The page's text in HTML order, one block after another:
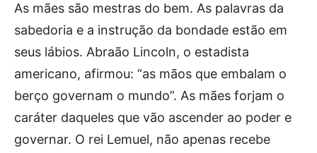
As mães são mestras do bem. As palavras da
sabedoria e a instrução da bondade estão em
seus lábios. Abraão Lincoln, o estadista
americano, afirmou: “as mãos que embalam o
berço governam o mundo”. As mães forjam o
caráter daqueles que vão ascender ao poder e
governar. O rei Lemuel, não apenas recebe